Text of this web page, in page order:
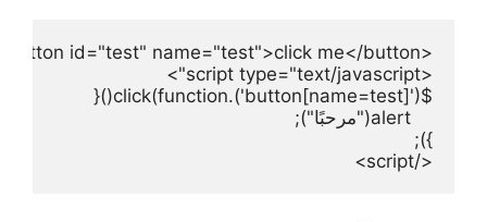
</script>